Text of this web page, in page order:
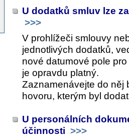
U dodatků smluv lze
>>>
V prohlížeči smlouvy
jednotlivých dodatků,
nové datumové pole
je opravdu platný.
Zaznamenávejte do něj
hovoru, kterým byl
U personálních
účinnosti >>>